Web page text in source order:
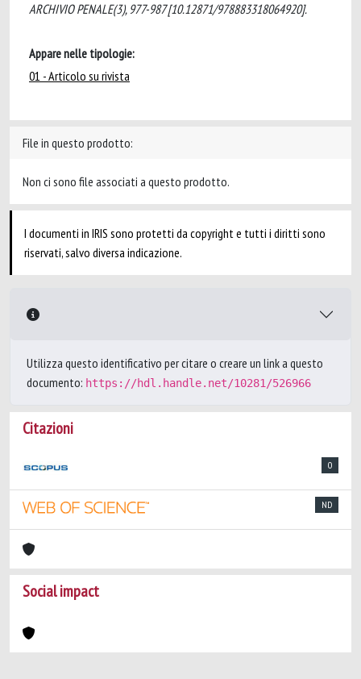
ARCHIVIO PENALE(3), 977-987 [10.12871/978883318064920].
Appare nelle tipologie:
01 - Articolo su rivista
File in questo prodotto:
Non ci sono file associati a questo prodotto.
I documenti in IRIS sono protetti da copyright e tutti i diritti sono
riservati, salvo diversa indicazione.
Utilizza questo identificativo per citare o creare un link a questo
documento: https://hdl.handle.net/10281/526966
Citazioni
0
ND
Social impact